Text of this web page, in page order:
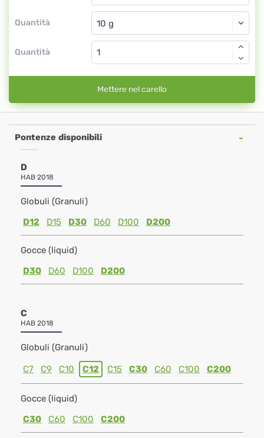
Quantità
Globuli
Quantità
Mettere nel carello
Pontenze disponibili
D
HAB 2018
Globuli (Granuli)
D12
D15 D30 D60 D100 D200
Gocce (liquid)
D30
D60 D100 D200
C
HAB 2018
Globuli (Granuli)
C7 C9 C10 C12 C15 C30 C60 C100 C200
Gocce (liquid)
C30
C60 C100 C200